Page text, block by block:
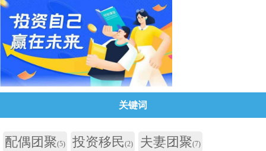
关键词
配偶团聚(5) 投资移民(2) 夫妻团聚(7)